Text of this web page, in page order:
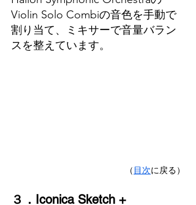
Violin Solo Combiの音色を手動で
割り当て、ミキサーで音量バラン
スを整えています。
（ 目次に戻る）
３．Iconica Sketch +